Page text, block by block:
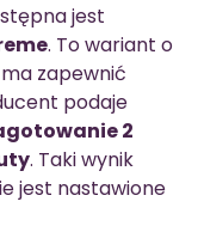
jest
. To wariant o
zapewnić
podaje
2
. Taki wynik
jest nastawione